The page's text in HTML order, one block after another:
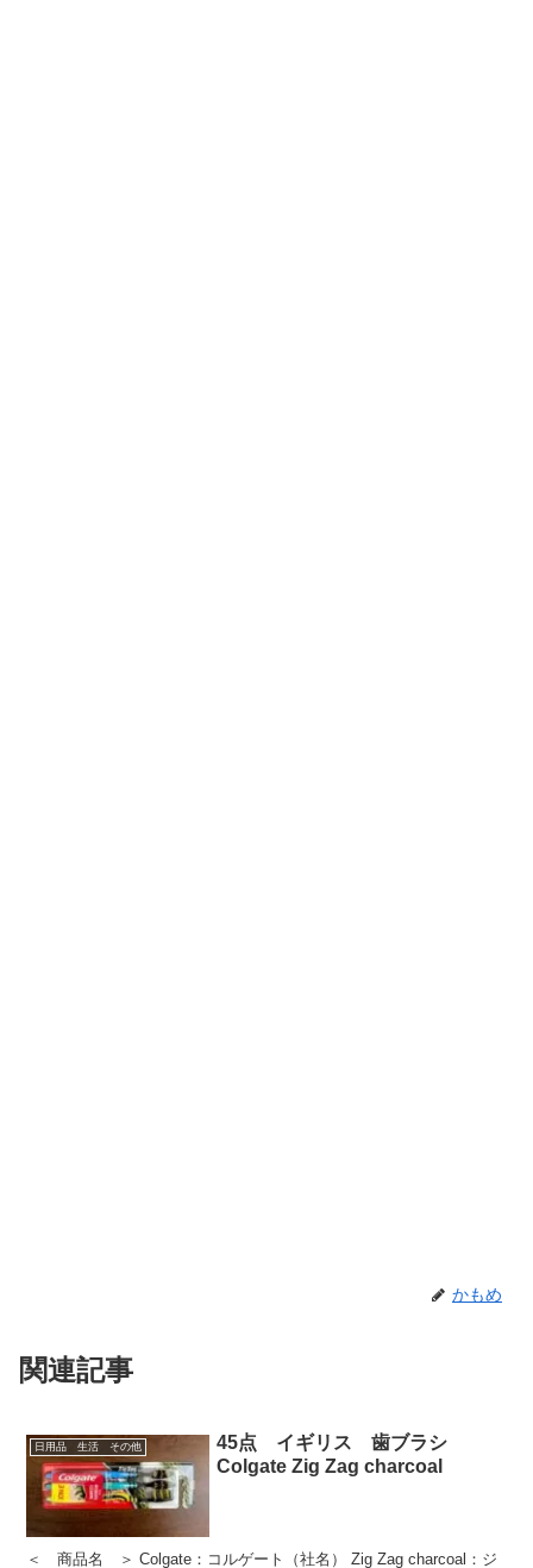
かもめ
関連記事
日用品 生活 その他
45点 イギリス 歯ブラシ
Colgate Zig Zag charcoal
＜ 商品名 ＞ Colgate：コルゲート（社名） Zig Zag charcoal：ジ